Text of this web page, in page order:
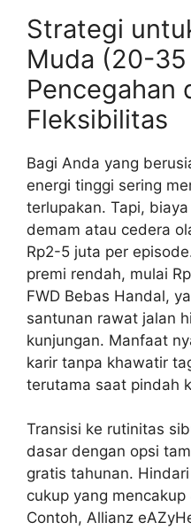
Strategi
Muda (20-35
Pencegahan
Fleksibilitas
Bagi Anda yang
energi tinggi sering
terlupakan. Tapi,
demam atau cedera
Rp2-5 juta per
premi rendah, mulai
FWD Bebas Handal,
santunan rawat jalan
kunjungan. Manfaat
karir tanpa khawatir
terutama saat pindah
Transisi ke rutinitas
dasar dengan opsi
gratis tahunan.
cukup yang
Contoh, Allianz